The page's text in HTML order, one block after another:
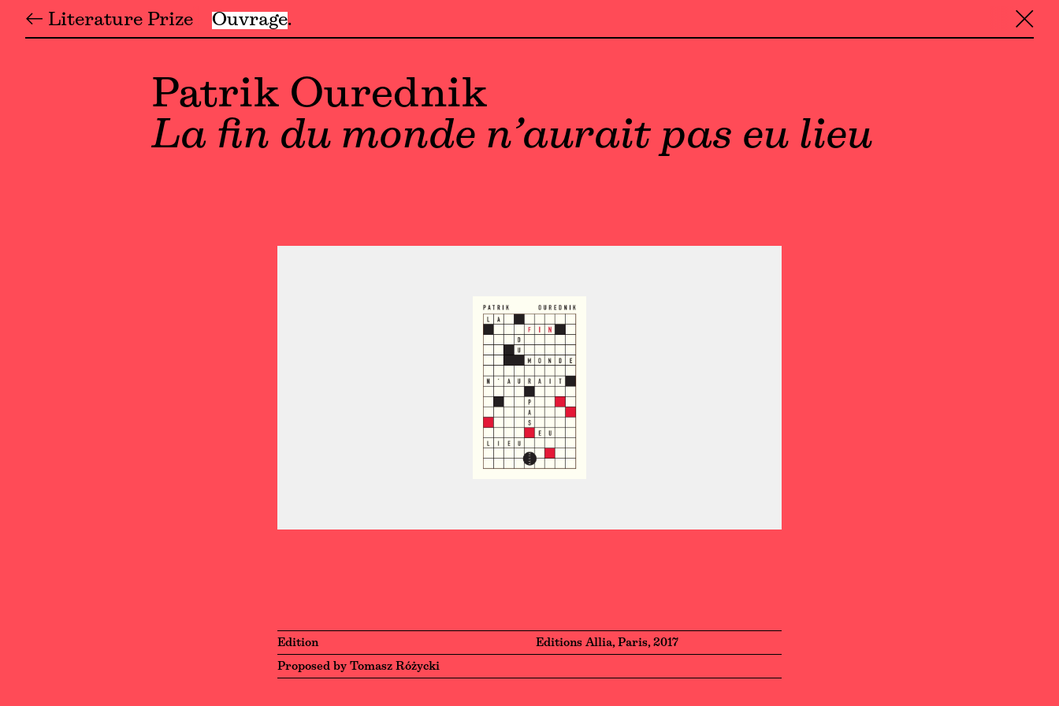
← Literature Prize Ouvrage ╳
Patrik Ourednik
La fin du monde n’aurait pas eu lieu
Edition Editions Allia, Paris, 2017
Proposed by Tomasz Różycki